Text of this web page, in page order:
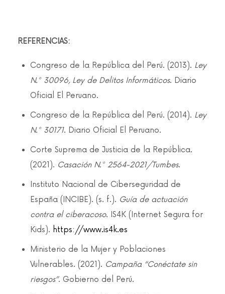
REFERENCIAS:
Congreso de la República del Perú. (2013). Ley
N.° 30096, Ley de Delitos Informáticos. Diario
Oficial El Peruano.
Congreso de la República del Perú. (2014). Ley
N.° 30171. Diario Oficial El Peruano.
Corte Suprema de Justicia de la República.
(2021). Casación N.° 2564-2021/Tumbes.
Instituto Nacional de Ciberseguridad de
España (INCIBE). (s. f.). Guía de actuación
contra el ciberacoso. IS4K (Internet Segura for
Kids). https://www.is4k.es
Ministerio de la Mujer y Poblaciones
Vulnerables. (2021). Campaña “Conéctate sin
riesgos”. Gobierno del Perú.